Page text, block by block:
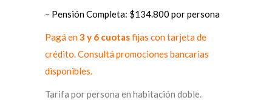
– Pensión Completa: $134.800 por persona
Pagá en3 y 6 cuotasfijas con tarjeta de
crédito. Consultá promociones bancarias
disponibles.
Tarifa por persona en habitación doble.